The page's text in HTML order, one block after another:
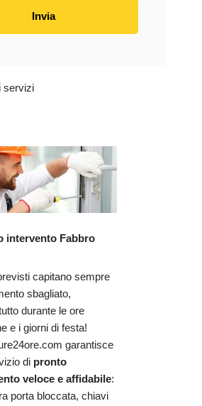
servizi
intervento Fabbro
capitano sempre
sbagliato,
durante le ore
e i giorni di festa!
garantisce
di pronto
veloce e affidabile:
porta bloccata, chiavi